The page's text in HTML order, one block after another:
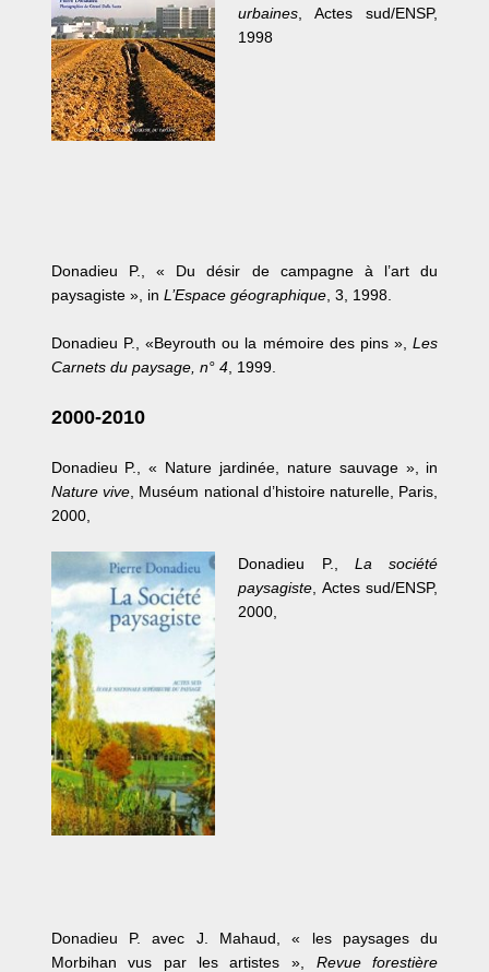
urbaines, Actes sud/ENSP,
1998
Donadieu P., « Du désir de campagne à l’art du
paysagiste », in L’Espace géographique, 3, 1998.
Donadieu P., «Beyrouth ou la mémoire des pins »,Les
Carnets du paysage, n° 4, 1999.
2000-2010
Donadieu P., « Nature jardinée, nature sauvage », in
Nature vive, Muséum national d’histoire naturelle, Paris,
2000,
Donadieu P., La société
paysagiste , Actes sud/ENSP,
2000,
Donadieu P. avec J. Mahaud, « les paysages du
Morbihan vus par les artistes », Revue forestière